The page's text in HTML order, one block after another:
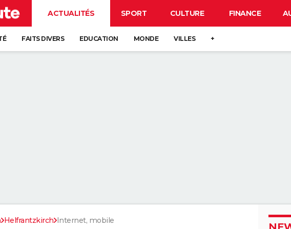
ACTUALITÉS SPORT CULTURE FINANCE
FAITS DIVERS EDUCATION MONDE VILLES +
Helfrantzkirch Internet, mobile